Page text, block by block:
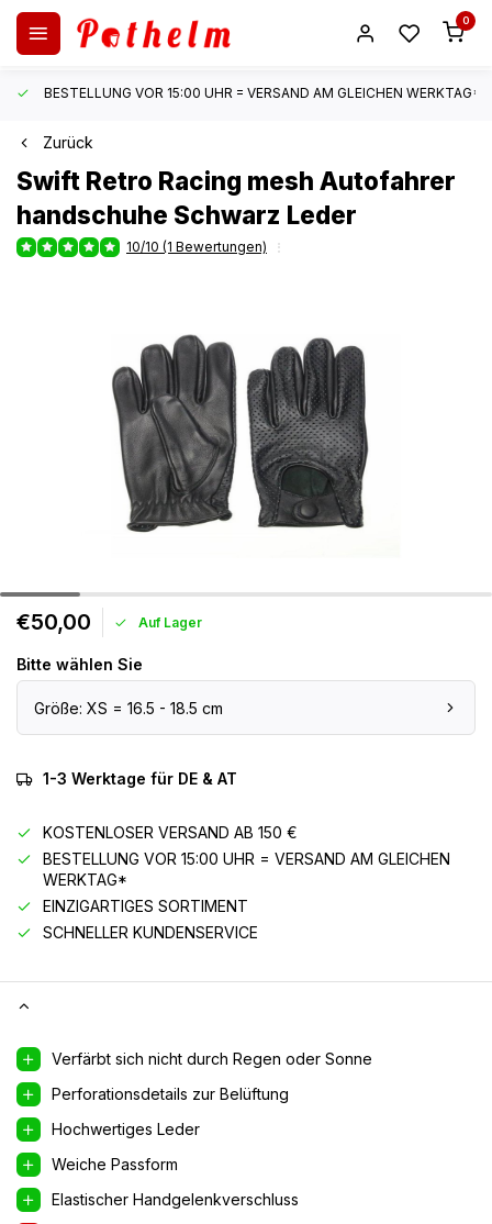
0
BESTELLUNG VOR 15:00 UHR = VERSAND AM GLEICHEN WERKTAG*
Zurück
Swift Retro Racing mesh Autofahrer
handschuhe Schwarz Leder
10/10 (1 Bewertungen)
€50,00 Auf Lager
Bitte wählen Sie
Größe: XS = 16.5 - 18.5 cm
1-3 Werktage für DE & AT
KOSTENLOSER VERSAND AB 150 €
BESTELLUNG VOR 15:00 UHR = VERSAND AM GLEICHEN
WERKTAG*
EINZIGARTIGES SORTIMENT
SCHNELLER KUNDENSERVICE
Verfärbt sich nicht durch Regen oder Sonne
Perforationsdetails zur Belüftung
Hochwertiges Leder
Weiche Passform
Elastischer Handgelenkverschluss